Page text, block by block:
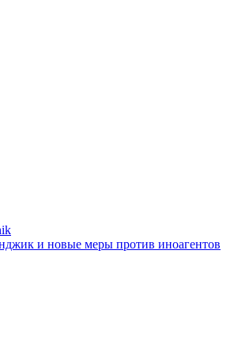
и новые меры против иноагентов